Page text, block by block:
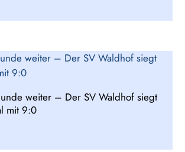
weiter – Der SV Waldhof siegt
mit 9:0